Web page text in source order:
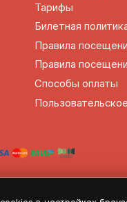
Тарифы
Билетная
Правила
Правила
Способы оплаты